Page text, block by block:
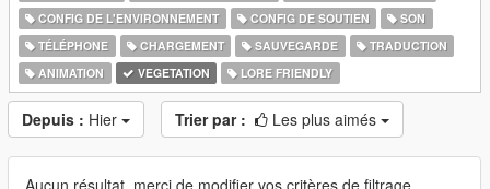
CONFIG DE L'ENVIRONNEMENT
CONFIG DE SOUTIEN
SON
TÉLÉPHONE
CHARGEMENT SAUVEGARDE
TRADUCTION
ANIMATION
VEGETATION LORE FRIENDLY
Depuis : Hier Trier par : Les plus aimés
Aucun résultat, merci de modifier vos critères de filtrage.